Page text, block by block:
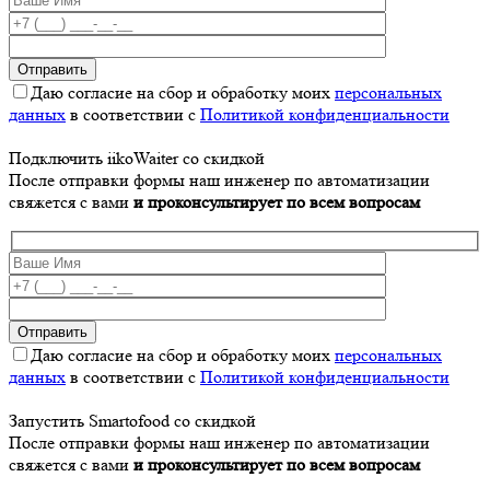
Даю согласие на сбор и обработку моих персональных
данных в соответствии с Политикой конфиденциальности
Подключить iikoWaiter со скидкой
После отправки формы наш инженер по автоматизации
свяжется с вами и проконсультирует по всем вопросам
Даю согласие на сбор и обработку моих персональных
данных в соответствии с Политикой конфиденциальности
Запустить Smartofood со скидкой
После отправки формы наш инженер по автоматизации
свяжется с вами и проконсультирует по всем вопросам